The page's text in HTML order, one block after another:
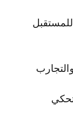
والتجارب